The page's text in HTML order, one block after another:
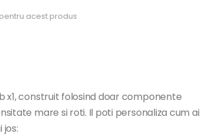
acest produs
x1, construit folosind doar componente
mare si roti. Il poti personaliza cum ai